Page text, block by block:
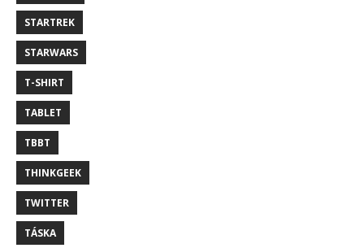
STARTREK
STARWARS
T-SHIRT
TABLET
TBBT
THINKGEEK
TWITTER
TÁSKA